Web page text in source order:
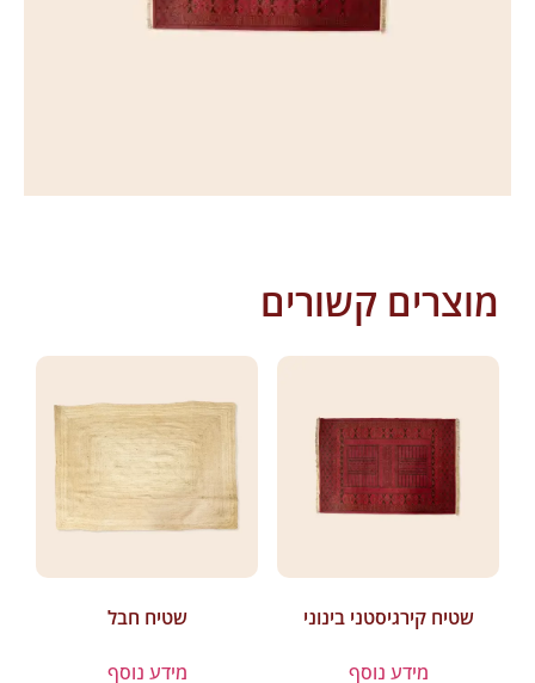
מוצרים קשורים
שטיח קירגיסטני בינוני
מידע נוסף
שטיח חבל
מידע נוסף